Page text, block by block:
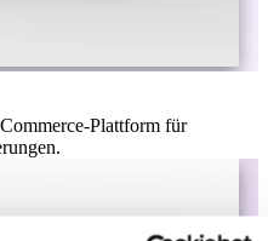
Plattform für